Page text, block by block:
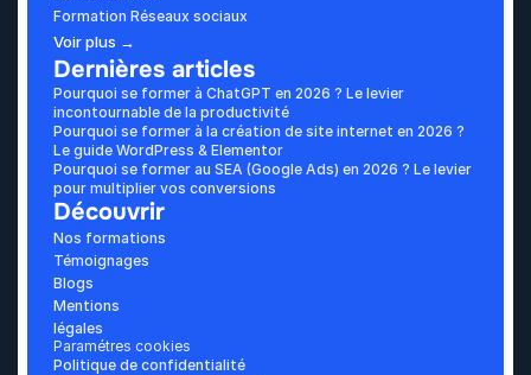
Formation Réseaux sociaux
Voir plus →
Dernières articles
Pourquoi se former à ChatGPT en 2026 ? Le levier
incontournable de la productivité
Pourquoi se former à la création de site internet en 2026 ?
Le guide WordPress & Elementor
Pourquoi se former au SEA (Google Ads) en 2026 ? Le levier
pour multiplier vos conversions
Découvrir
Nos formations
Témoignages
Blogs
Mentions
légales
Paramétres cookies
Politique de confidentialité